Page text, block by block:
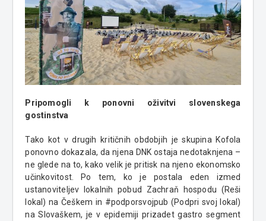
Pripomogli k ponovni oživitvi slovenskega
gostinstva
Tako kot v drugih kritičnih obdobjih je skupina Kofola
ponovno dokazala, da njena DNK ostaja nedotaknjena –
ne glede na to, kako velik je pritisk na njeno ekonomsko
učinkovitost. Po tem, ko je postala eden izmed
ustanoviteljev lokalnih pobud Zachraň hospodu (Reši
lokal) na Češkem in #podporsvojpub (Podpri svoj lokal)
na Slovaškem, je v epidemiji prizadet gastro segment